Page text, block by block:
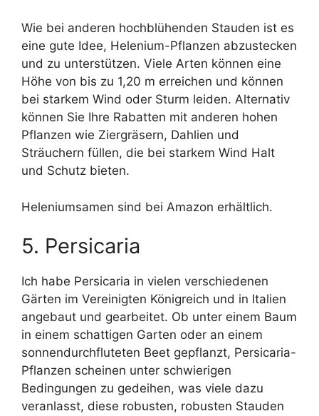
Wie bei anderen hochblühenden Stauden ist es
eine gute Idee, Helenium-Pflanzen abzustecken
und zu unterstützen. Viele Arten können eine
Höhe von bis zu 1,20 m erreichen und können
bei starkem Wind oder Sturm leiden. Alternativ
können Sie Ihre Rabatten mit anderen hohen
Pflanzen wie Ziergräsern, Dahlien und
Sträuchern füllen, die bei starkem Wind Halt
und Schutz bieten.
Heleniumsamen sind bei Amazon erhältlich.
5. Persicaria
Ich habe Persicaria in vielen verschiedenen
Gärten im Vereinigten Königreich und in Italien
angebaut und gearbeitet. Ob unter einem Baum
in einem schattigen Garten oder an einem
sonnendurchfluteten Beet gepflanzt, Persicaria-
Pflanzen scheinen unter schwierigen
Bedingungen zu gedeihen, was viele dazu
veranlasst, diese robusten, robusten Stauden